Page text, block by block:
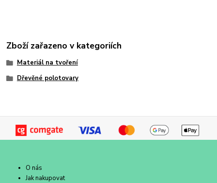
Zboží zařazeno v kategoriích
Materiál na tvoření
Dřevěné polotovary
O nás
Jak nakupovat